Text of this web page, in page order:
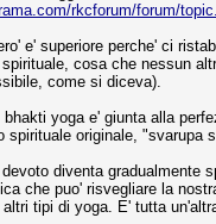
rkcforum/forum/
e' superiore perche' ci
cosa che nessun
come si diceva).
yoga e' giunta alla
spirituale originale,
diventa gradualmente
che puo' risvegliare la
tipi di yoga. E' tutta